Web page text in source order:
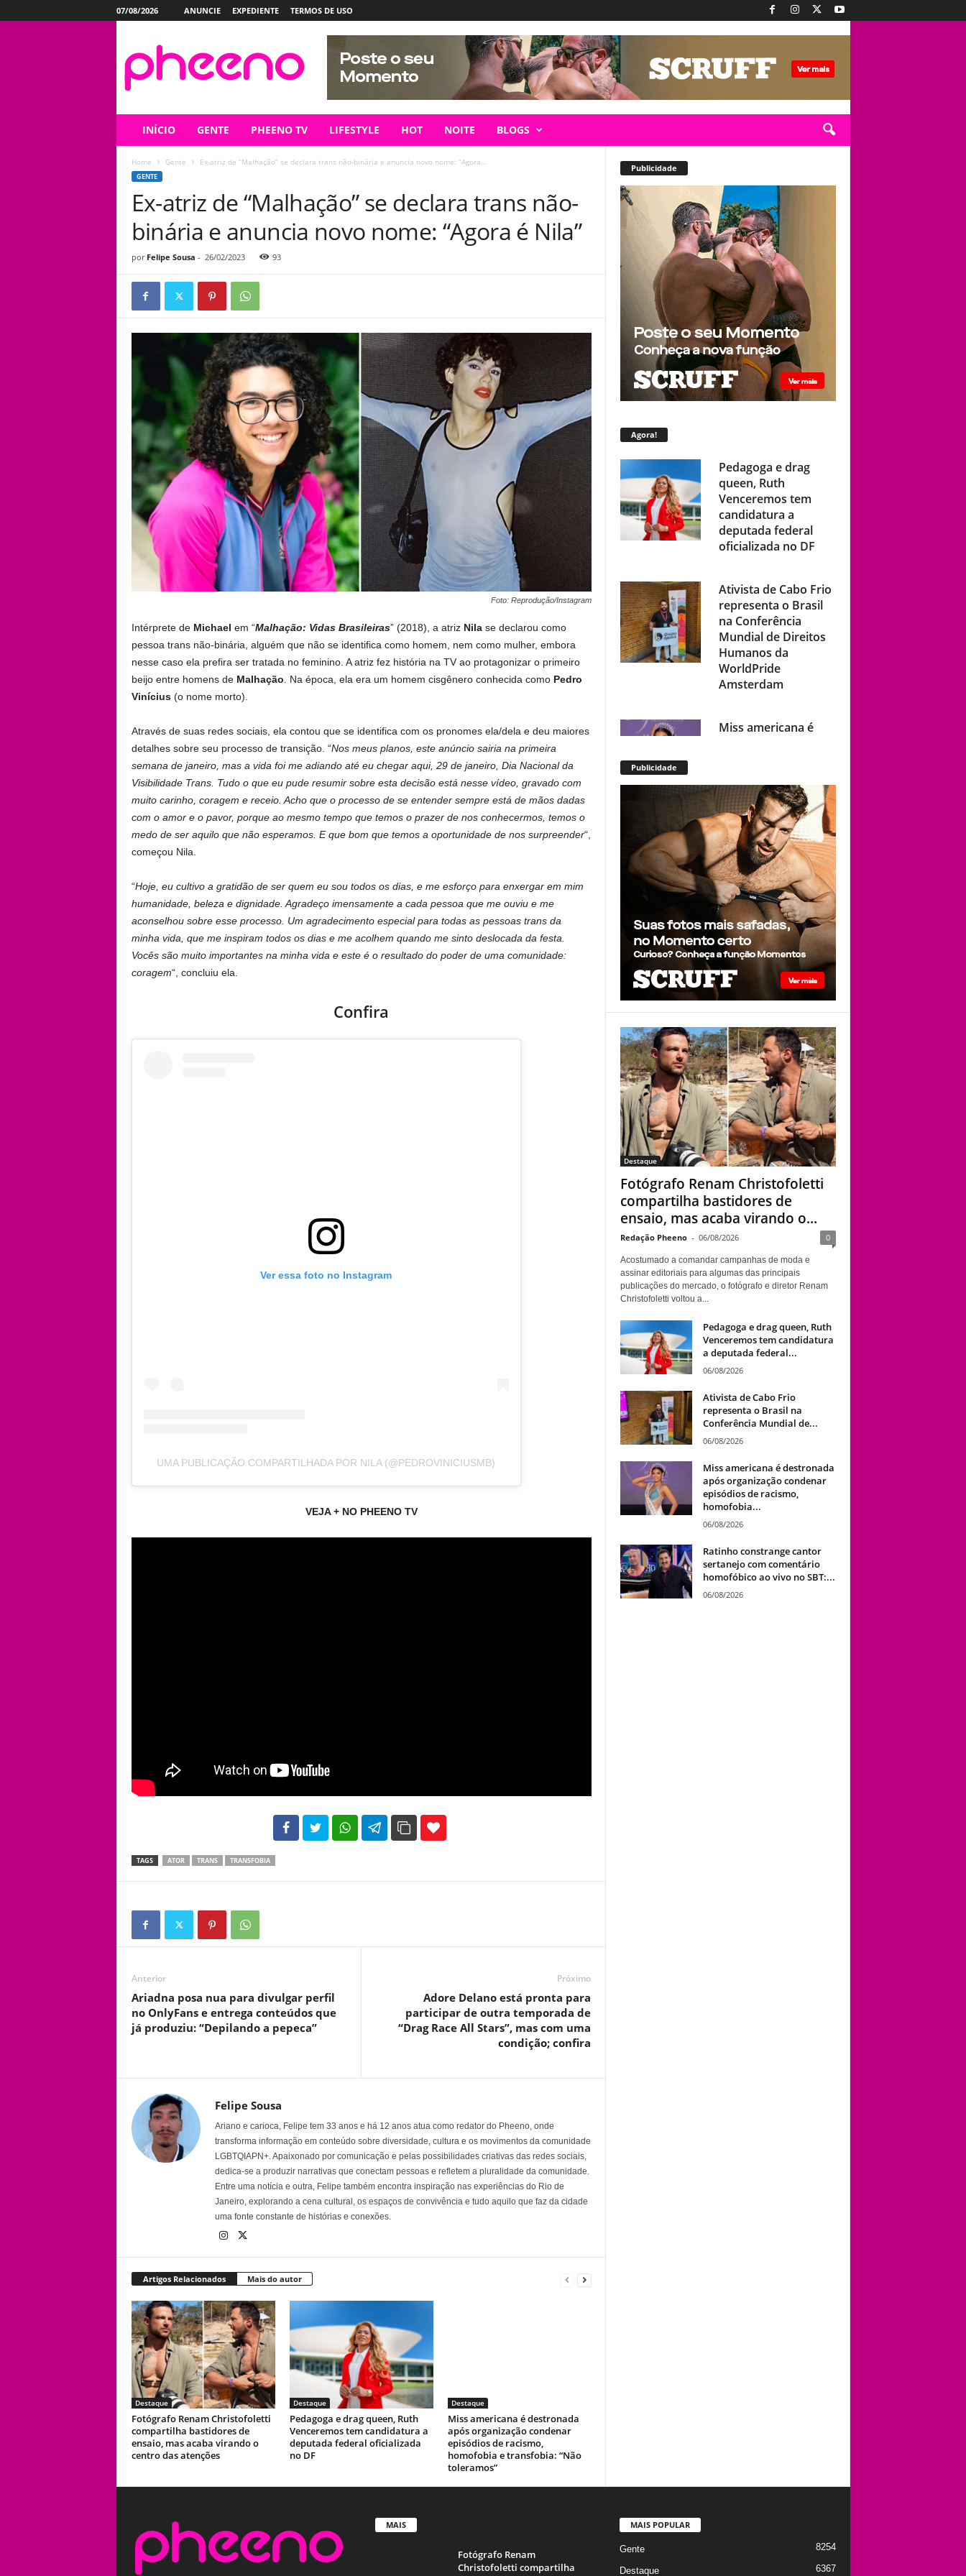
07/08/2026 ANUNCIE EXPEDIENTE TERMOS DE USO
INÍCIO GENTE PHEENO TV LIFESTYLE HOT NOITE BLOGS
Home Gente Ex-atriz de “Malhação” se declara trans não-binária e anuncia novo nome: “Agora...
GENTE
Ex-atriz de “Malhação” se declara trans não-
binária e anuncia novo nome: “Agora é Nila”
por Felipe Sousa - 26/02/2023 93
Foto: Reprodução/Instagram
Intérprete de Michael em “Malhação: Vidas Brasileiras” (2018), a atriz Nila se declarou como
pessoa trans não-binária, alguém que não se identifica como homem, nem como mulher, embora
nesse caso ela prefira ser tratada no feminino. A atriz fez história na TV ao protagonizar o primeiro
beijo entre homens de Malhação . Na época, ela era um homem cisgênero conhecida como Pedro
Vinícius(o nome morto).
Através de suas redes sociais, ela contou que se identifica com os pronomes ela/dela e deu maiores
detalhes sobre seu processo de transição. “Nos meus planos, este anúncio sairia na primeira
semana de janeiro, mas a vida foi me adiando até eu chegar aqui, 29 de janeiro, Dia Nacional da
Visibilidade Trans. Tudo o que eu pude resumir sobre esta decisão está nesse vídeo, gravado com
muito carinho, coragem e receio. Acho que o processo de se entender sempre está de mãos dadas
com o amor e o pavor, porque ao mesmo tempo que temos o prazer de nos conhecermos, temos o
medo de ser aquilo que não esperamos. E que bom que temos a oportunidade de nos surpreender“,
começou Nila.
“Hoje, eu cultivo a gratidão de ser quem eu sou todos os dias, e me esforço para enxergar em mim
humanidade, beleza e dignidade. Agradeço imensamente a cada pessoa que me ouviu e me
aconselhou sobre esse processo. Um agradecimento especial para todas as pessoas trans da
minha vida, que me inspiram todos os dias e me acolhem quando me sinto deslocada da festa.
Vocês são muito importantes na minha vida e este é o resultado do poder de uma comunidade:
coragem“, concluiu ela.
Confira
Ver essa foto no Instagram
UMA PUBLICAÇÃO COMPARTILHADA POR NILA (@PEDROVINICIUSMB)
VEJA + NO PHEENO TV
102 35
TAGS ATOR TRANS TRANSFOBIA
Anterior
Ariadna posa nua para divulgar perfil
no OnlyFans e entrega conteúdos que
já produziu: “Depilando a pepeca”
Próximo
Adore Delano está pronta para
participar de outra temporada de
“Drag Race All Stars”, mas com uma
condição; confira
Felipe Sousa
Ariano e carioca, Felipe tem 33 anos e há 12 anos atua como redator do Pheeno, onde
transforma informação em conteúdo sobre diversidade, cultura e os movimentos da comunidade
LGBTQIAPN+. Apaixonado por comunicação e pelas possibilidades criativas das redes sociais,
dedica-se a produzir narrativas que conectam pessoas e refletem a pluralidade da comunidade.
Entre uma notícia e outra, Felipe também encontra inspiração nas experiências do Rio de
Janeiro, explorando a cena cultural, os espaços de convivência e tudo aquilo que faz da cidade
uma fonte constante de histórias e conexões.
Artigos Relacionados Mais do autor
Destaque
Fotógrafo Renam Christofoletti
compartilha bastidores de
ensaio, mas acaba virando o
centro das atenções
Destaque
Pedagoga e drag queen, Ruth
Venceremos tem candidatura a
deputada federal oficializada
no DF
Destaque
Miss americana é destronada
após organização condenar
episódios de racismo,
homofobia e transfobia: “Não
toleramos”
Publicidade
Agora!
Pedagoga e drag
queen, Ruth
Venceremos tem
candidatura a
deputada federal
oficializada no DF
Ativista de Cabo Frio
representa o Brasil
na Conferência
Mundial de Direitos
Humanos da
WorldPride
Amsterdam
Miss americana é
de racismo,
homofobia e
transfobia: “Não
toleramos”
Ratinho constrange
cantor sertanejo
com comentário
homofóbico ao vivo
no SBT: “Você está
com uma cara de
viado”
Christofoletti
compartilha
bastidores de ensaio,
mas acaba virando o
centro das atenções
Publicidade
Destaque
Fotógrafo Renam Christofoletti
compartilha bastidores de
ensaio, mas acaba virando o...
Redação Pheeno - 06/08/2026 0
Acostumado a comandar campanhas de moda e
assinar editoriais para algumas das principais
publicações do mercado, o fotógrafo e diretor Renam
Christofoletti voltou a...
Pedagoga e drag queen, Ruth
Venceremos tem candidatura
a deputada federal...
06/08/2026
Ativista de Cabo Frio
representa o Brasil na
Conferência Mundial de...
06/08/2026
Miss americana é destronada
após organização condenar
episódios de racismo,
homofobia...
06/08/2026
Ratinho constrange cantor
sertanejo com comentário
homofóbico ao vivo no SBT:...
06/08/2026
MAIS
Fotógrafo Renam
Christofoletti compartilha
MAIS POPULAR
Gente 8254
Destaque 6367